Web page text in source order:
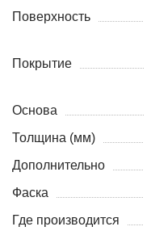
Поверхность
Покрытие
Основа
Толщина (мм)
Дополнительно
Фаска
Где производится